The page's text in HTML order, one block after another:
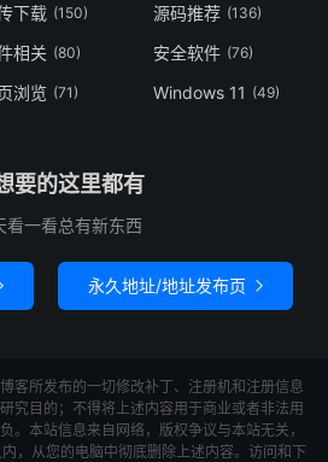
下载 (150) 源码推荐 (136)
相关 (80) 安全软件 (76)
浏览 (71) Windows 11 (49)
要的这里都有
看一看总有新东西
永久地址/地址发布页 
客所发布的一切修改补丁、注册机和注册信息
究目的；不得将上述内容用于商业或者非法用
。本站信息来自网络，版权争议与本站无关，
，从您的电脑中彻底删除上述内容。访问和下